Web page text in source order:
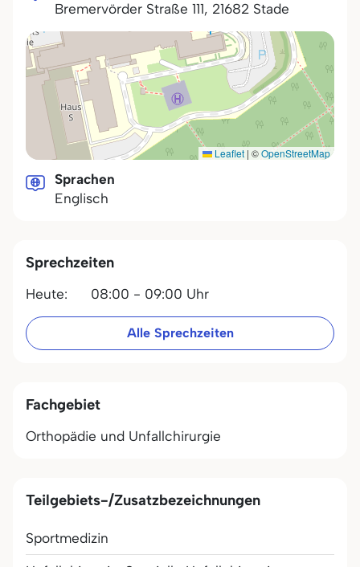
Bremervörder Straße 111, 21682 Stade
Leaflet | ©OpenStreetMap
Sprachen
Englisch
Sprechzeiten
Heute: 08:00 - 09:00 Uhr
Alle Sprechzeiten
Fachgebiet
Orthopädie und Unfallchirurgie
Teilgebiets-/Zusatzbezeichnungen
Sportmedizin